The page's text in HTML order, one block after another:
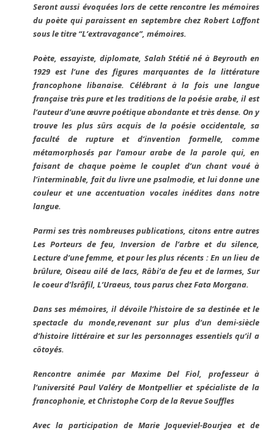
Seront aussi évoquées lors de cette rencontre les mémoires
du poète qui paraissent en septembre chez Robert Laffont
sous le titre “L’extravagance”, mémoires.
Poète, essayiste, diplomate, Salah Stétié né à Beyrouth en
1929 est l’une des figures marquantes de la littérature
francophone libanaise. Célébrant à la fois une langue
française très pure et les traditions de la poésie arabe, il est
l’auteur d’une œuvre poétique abondante et très dense. On y
trouve les plus sûrs acquis de la poésie occidentale, sa
faculté de rupture et d’invention formelle, comme
métamorphosés par l’amour arabe de la parole qui, en
faisant de chaque poème le couplet d’un chant voué à
l’interminable, fait du livre une psalmodie, et lui donne une
couleur et une accentuation vocales inédites dans notre
langue.
Parmi ses très nombreuses publications, citons entre autres
Les Porteurs de feu, Inversion de l’arbre et du silence,
Lecture d’une femme, et pour les plus récents : En un lieu de
brûlure, Oiseau ailé de lacs, Râbi’a de feu et de larmes, Sur
le coeur d’lsrâfil, L’Uraeus, tous parus chez Fata Morgana.
Dans ses mémoires, il dévoile l’histoire de sa destinée et le
spectacle du monde,revenant sur plus d’un demi-siècle
d’histoire littéraire et sur les personnages essentiels qu’il a
côtoyés.
Rencontre animée par Maxime Del Fiol, professeur à
l’université Paul Valéry de Montpellier et spécialiste de la
francophonie, et Christophe Corp de la Revue Souffles
Avec la participation de Marie Joqueviel-Bourjea et de